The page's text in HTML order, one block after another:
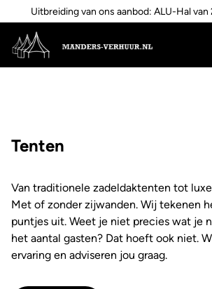
Uitbreiding van ons aanbod: ALU-Hal
Tenten
Van traditionele zadeldaktenten tot
Met of zonder zijwanden. Wij tekenen
puntjes uit. Weet je niet precies wat je
het aantal gasten? Dat hoeft ook niet.
ervaring en adviseren jou graag.